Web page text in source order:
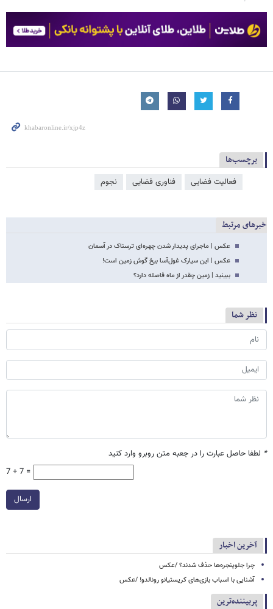
برچسب‌ها
فعالیت فضایی فناوری فضایی نجوم
خبرهای مرتبط
عکس | ماجرای پدیدار شدن چهره‌ای ترسناک در آسمان
عکس | این سیارک غول‌آسا بیخ گوش زمین است!
ببینید | زمین چقدر از ماه فاصله دارد؟
نظر شما
* لطفا حاصل عبارت را در جعبه متن روبرو وارد کنید
7 + 7 =
ارسال
آخرین اخبار
چرا جلوپنجره‌ها حذف شدند؟ /عکس
آشنایی با اسباب‌ بازی‌های کریستیانو رونالدو! /عکس
پربیننده‌ترین